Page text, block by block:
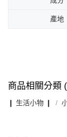
產地
商品相關分類
❙ 生活小物 ❙